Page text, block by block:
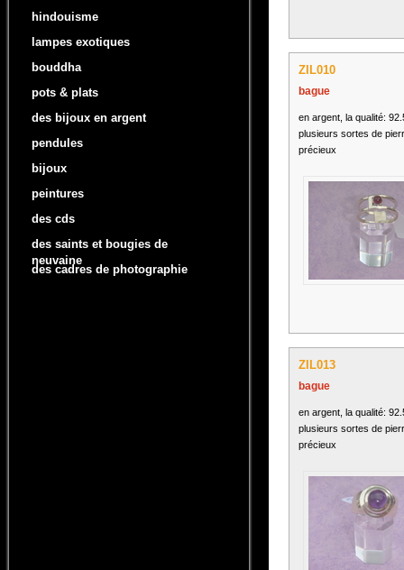
hindouisme
lampes exotiques
bouddha
pots & plats
des bijoux en argent
pendules
bijoux
peintures
des cds
des saints et bougies de
neuvaine
des cadres de photographie
ZIL010
bague
en argent, la qualité:
plusieurs sortes de
précieux
ZIL013
bague
en argent, la qualité:
plusieurs sortes de
précieux